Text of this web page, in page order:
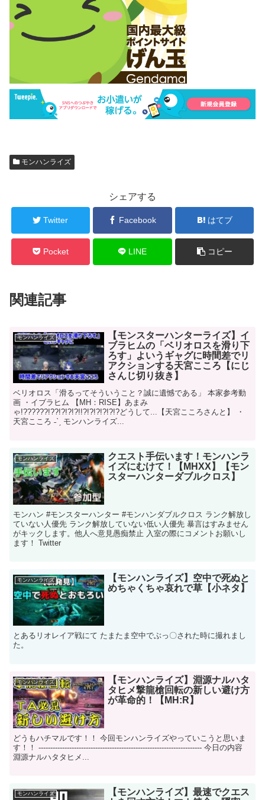
モンハンライズ
シェアする
Twitter Facebook はてブ
Pocket LINE コピー
関連記事
モンハンライズ
【モンスターハンターライズ】イ
ブラヒムの「ベリオロスを滑り下
ろす」よいうギャグに時間差でリ
アクションする天宮こころ【にじ
さんじ切り抜き】
ベリオロス「滑るってそういうこと？誠に遺憾である」 本家参考動
画 ・イブラヒム 【MH：RISE】あまみ
ゃ!??????!??!?!?!?!!?!?!?!?!?!?どうして...【天宮こころさんと】 ・
天宮こころ ˗ˋˏ モンハンライズ...
モンハンライズ
クエスト手伝います！モンハンラ
イズにむけて！【MHXX】【モン
スターハンターダブルクロス】
モンハン #モンスターハンター #モンハンダブルクロス ランク解放し
ていない人優先 ランク解放していない低い人優先 暴言はすみません
がキックします。他人へ意見愚痴禁止 入室の際にコメントお願いし
ます！ Twitter
モンハンライズ
【モンハンライズ】空中で死ぬと
めちゃくちゃ哀れで草【小ネタ】
とあるリオレイア戦にて たまたま空中でぶっ〇された時に撮れまし
た。
モンハンライズ
【モンハンライズ】淵源ナルハタ
タヒメ撃龍槍回転の新しい避け方
が革命的！【MH:R】
どうもハチマルです！！ 今回モンハンライズやっていこうと思いま
す！！ --------------------------------------------------------------------- 今日の内容
淵源ナルハタタヒメ...
モンハンライズ
【モンハンライズ】最速でクエス